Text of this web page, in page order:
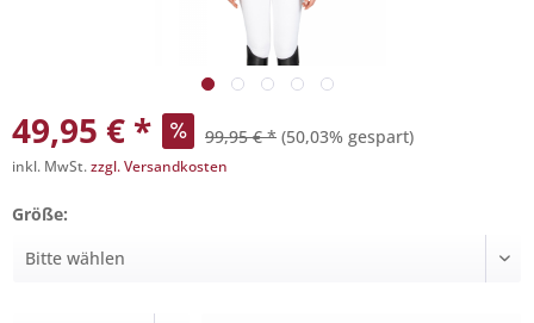
49,95 € * 99,95 € * (50,03% gespart)
inkl. MwSt.zzgl. Versandkosten
Größe: